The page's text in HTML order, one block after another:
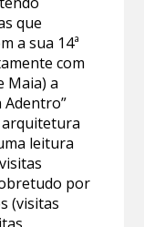
que
a sua 14ª
com
Maia) a
Adentro”
leitura
por
(visitas